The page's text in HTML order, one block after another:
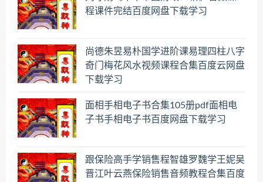
程课件完结百度网盘下载学习
尚德朱昱易朴国学进阶课易理四柱八字
奇门梅花风水视频课程合集百度云网盘
下载学习
面相手相电子书合集105册pdf面相电
子书手相电子书百度网盘下载学习
跟保险高手学销售程智雄罗魏学王妮吴
晋江叶云燕保险销售音频教程合集百度